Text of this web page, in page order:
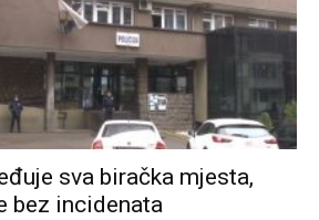
sva biračka mjesta,
bez incidenata